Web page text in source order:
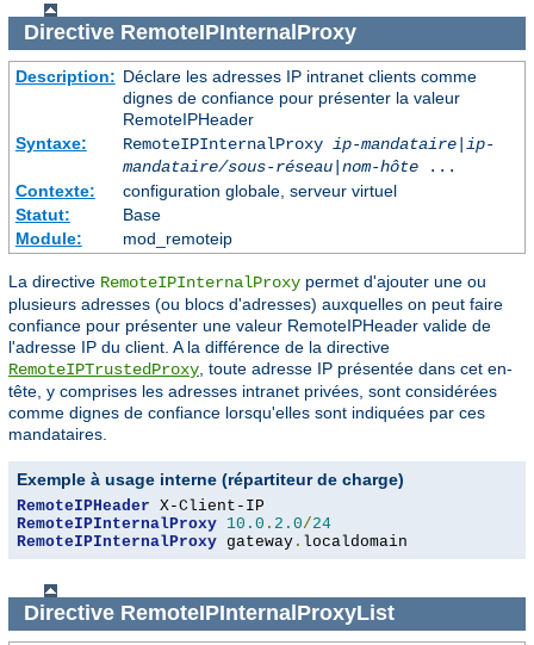
Directive RemoteIPInternalProxy
Description: Déclare les adresses IP intranet clients comme
dignes de confiance pour présenter la valeur
RemoteIPHeader
Syntaxe:
RemoteIPInternalProxy ip-mandataire| ip-
mandataire/sous-réseau| nom-hôte...
Contexte:
configuration globale, serveur virtuel
Statut:
Base
Module:
mod_remoteip
La directive RemoteIPInternalProxy permet d'ajouter une ou
plusieurs adresses (ou blocs d'adresses) auxquelles on peut faire
confiance pour présenter une valeur RemoteIPHeader valide de
l'adresse IP du client. A la différence de la directive
RemoteIPTrustedProxy , toute adresse IP présentée dans cet en-
tête, y comprises les adresses intranet privées, sont considérées
comme dignes de confiance lorsqu'elles sont indiquées par ces
mandataires.
Exemple à usage interne (répartiteur de charge)
RemoteIPHeader
RemoteIPInternalProxy 10.0 . 2.0/24
RemoteIPInternalProxy gateway . localdomain
Directive RemoteIPInternalProxyList